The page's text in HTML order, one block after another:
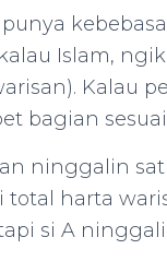
Islam,
Kalau
bagian
ninggalin
harta
si A